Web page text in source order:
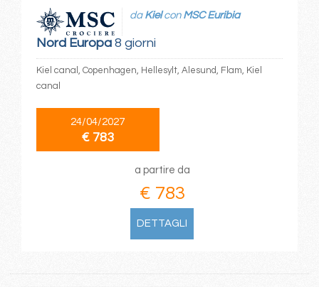
Nord Europa8 giorni
da Kielcon MSC Euribia
Kiel canal, Copenhagen, Hellesylt, Alesund, Flam, Kiel
canal
24/04/2027
€ 783
a partire da
€ 783
DETTAGLI